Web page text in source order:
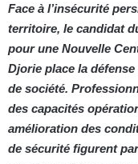
Face à l’insécurité
territoire, le candidat
pour une Nouvelle
Djorie place la
de société.
des capacités
amélioration des
de sécurité figurent